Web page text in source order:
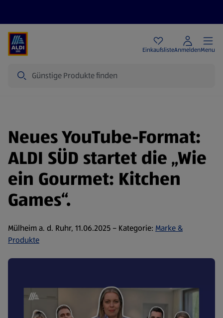
EinkaufslisteAnmeldenMenu
Neues YouTube-Format:
ALDI SÜD startet die „Wie
ein Gourmet: Kitchen
Games“.
Mülheim a. d. Ruhr, 11.06.2025 – Kategorie: Marke &
Produkte